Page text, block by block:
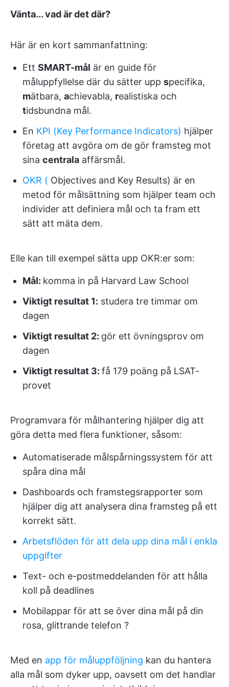
Vänta... vad är det där?
Här är en kort sammanfattning:
Ett SMART-mål är en guide för
måluppfyllelse där du sätter upp specifika,
mätbara, achievabla, realistiska och
tidsbundna mål.
En KPI (Key Performance Indicators) hjälper
företag att avgöra om de gör framsteg mot
sina centrala affärsmål.
OKR ( Objectives and Key Results) är en
metod för målsättning som hjälper team och
individer att definiera mål och ta fram ett
sätt att mäta dem.
Elle kan till exempel sätta upp OKR:er som:
Mål: komma in på Harvard Law School
Viktigt resultat 1: studera tre timmar om
dagen
Viktigt resultat 2: gör ett övningsprov om
dagen
Viktigt resultat 3: få 179 poäng på LSAT-
provet
Programvara för målhantering hjälper dig att
göra detta med flera funktioner, såsom:
Automatiserade målspårningssystem för att
spåra dina mål
Dashboards och framstegsrapporter som
hjälper dig att analysera dina framsteg på ett
korrekt sätt.
Arbetsflöden för att dela upp dina mål i enkla
uppgifter
Text- och e-postmeddelanden för att hålla
koll på deadlines
Mobilappar för att se över dina mål på din
rosa, glittrande telefon ?
Med en app för måluppföljning kan du hantera
alla mål som dyker upp, oavsett om det handlar